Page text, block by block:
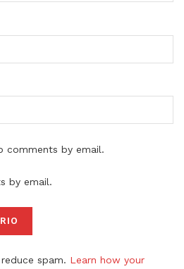
by email.
by email.
spam. Learn how your